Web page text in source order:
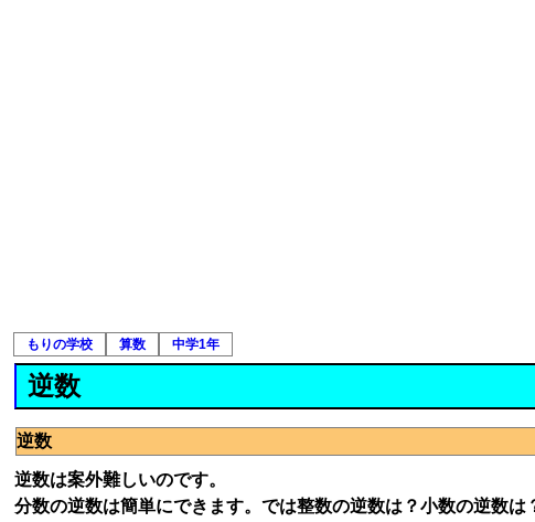
もりの学校 算数 中学1年
逆数
逆数
逆数は案外難しいのです。
分数の逆数は簡単にできます。では整数の逆数は？小数の逆数は